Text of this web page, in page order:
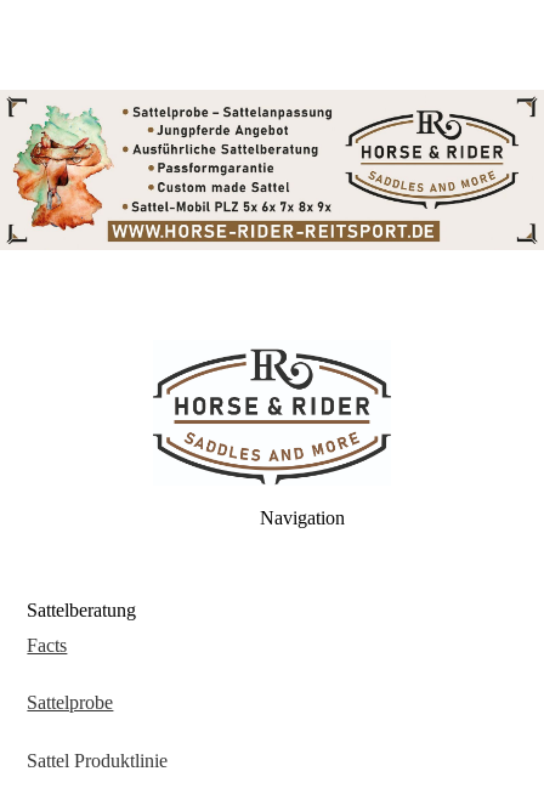
Navigation
Sattelberatung
Facts
Sattelprobe
Sattel Produktlinie